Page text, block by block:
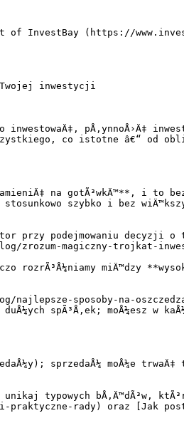
InvestBay (https://
inwestycji
pÅ‚ynnoÅ›Ä‡
co istotne â€“ od
na gotÃ³wkÄ™**, i to
szybko i bez
przy podejmowaniu decyzji
zrozum-magiczny-trojkat-
rozrÃ³Å¼niamy miÄ™dzy
najlepsze-sposoby-na-
spÃ³Å‚ek; moÅ¼esz w
sprzedaÅ¼ moÅ¼e trwaÄ‡
typowych bÅ‚Ä™dÃ³w,
rady) oraz [Jak